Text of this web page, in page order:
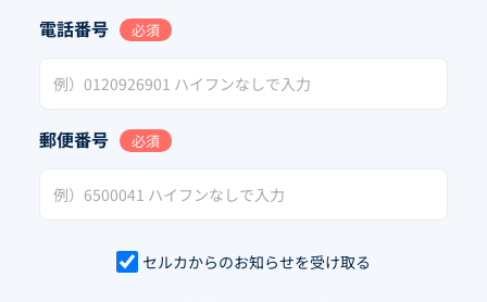
電話番号 必須
郵便番号 必須
セルカからのお知らせを受け取る